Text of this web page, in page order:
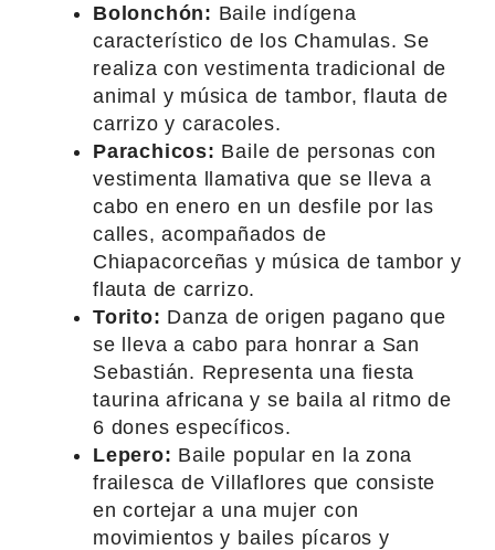
Bolonchón: Baile indígena
característico de los Chamulas. Se
realiza con vestimenta tradicional de
animal y música de tambor, flauta de
carrizo y caracoles.
Parachicos: Baile de personas con
vestimenta llamativa que se lleva a
cabo en enero en un desfile por las
calles, acompañados de
Chiapacorceñas y música de tambor y
flauta de carrizo.
Torito: Danza de origen pagano que
se lleva a cabo para honrar a San
Sebastián. Representa una fiesta
taurina africana y se baila al ritmo de
6 dones específicos.
Lepero: Baile popular en la zona
frailesca de Villaflores que consiste
en cortejar a una mujer con
movimientos y bailes pícaros y